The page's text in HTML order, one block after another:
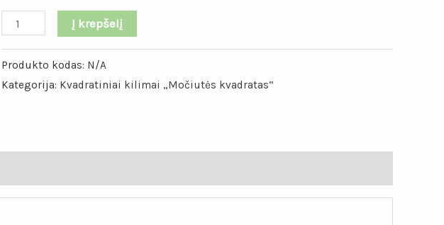
produkto
Geltonos
-
ombre
„Močiutės
Į krepšelį
Produkto kodas: N/A
Kategorija: Kvadratiniai kilimai „Močiutės kvadratas“